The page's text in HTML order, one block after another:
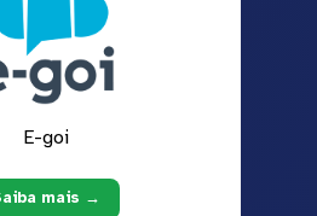
E-goi
mais →